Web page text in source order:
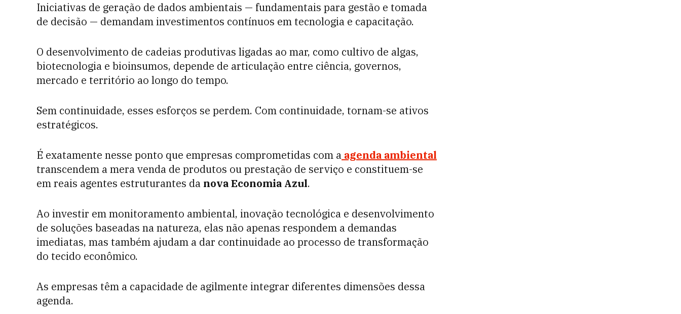
Iniciativas de geração de dados ambientais — fundamentais para gestão e tomada
de decisão — demandam investimentos contínuos em tecnologia e capacitação.
O desenvolvimento de cadeias produtivas ligadas ao mar, como cultivo de algas,
biotecnologia e bioinsumos, depende de articulação entre ciência, governos,
mercado e território ao longo do tempo.
Sem continuidade, esses esforços se perdem. Com continuidade, tornam-se ativos
estratégicos.
É exatamente nesse ponto que empresas comprometidas com a agenda ambiental
transcendem a mera venda de produtos ou prestação de serviço e constituem-se
em reais agentes estruturantes da nova Economia Azul.
Ao investir em monitoramento ambiental, inovação tecnológica e desenvolvimento
de soluções baseadas na natureza, elas não apenas respondem a demandas
imediatas, mas também ajudam a dar continuidade ao processo de transformação
do tecido econômico.
As empresas têm a capacidade de agilmente integrar diferentes dimensões dessa
agenda.